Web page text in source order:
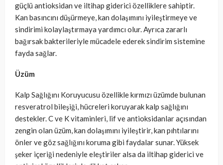
güçlü antioksidan ve iltihap giderici özelliklere sahiptir.
Kan basıncını düşürmeye, kan dolaşımını iyileştirmeye ve
sindirimi kolaylaştırmaya yardımcı olur. Ayrıca zararlı
bağırsak bakterileriyle mücadele ederek sindirim sistemine
fayda sağlar.
Üzüm
Kalp Sağlığını Koruyucusu özellikle kırmızı üzümde bulunan
resveratrol bileşiği, hücreleri koruyarak kalp sağlığını
destekler. C ve K vitaminleri, lif ve antioksidanlar açısından
zengin olan üzüm, kan dolaşımını iyileştirir, kan pıhtılarını
önler ve göz sağlığını koruma gibi faydalar sunar. Yüksek
şeker içeriği nedeniyle eleştiriler alsa da iltihap giderici ve